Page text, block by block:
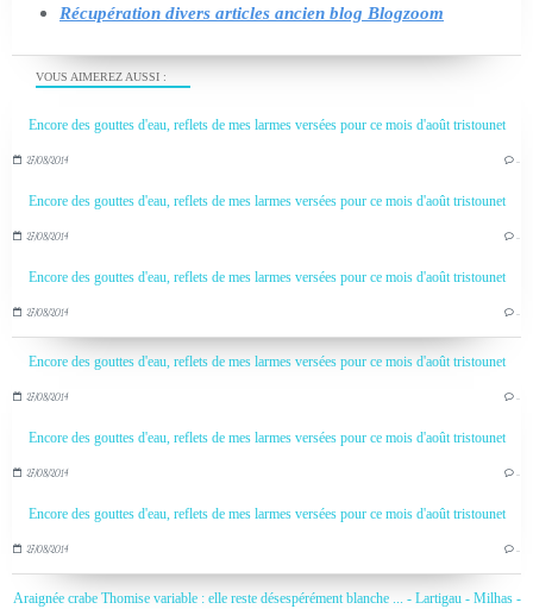
VOUS AIMEREZ AUSSI :
Encore des gouttes d'eau, reflets de mes larmes versées pour ce mois d'août tristounet
27/08/2014 …
Encore des gouttes d'eau, reflets de mes larmes versées pour ce mois d'août tristounet
27/08/2014 …
Encore des gouttes d'eau, reflets de mes larmes versées pour ce mois d'août tristounet
27/08/2014 …
Encore des gouttes d'eau, reflets de mes larmes versées pour ce mois d'août tristounet
27/08/2014 …
Encore des gouttes d'eau, reflets de mes larmes versées pour ce mois d'août tristounet
27/08/2014 …
Encore des gouttes d'eau, reflets de mes larmes versées pour ce mois d'août tristounet
27/08/2014 …
Araignée crabe Thomise variable : elle reste désespérément blanche ... - Lartigau - Milhas -
Récupération divers articles ancien blog Blogzoom